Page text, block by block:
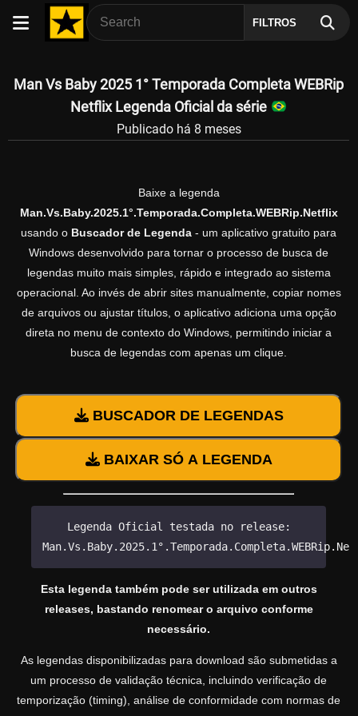
FILTROS
Man Vs Baby 2025 1° Temporada Completa WEBRip
Netflix Legenda Oficial da série
Publicado há 8 meses
Baixe a legenda
Man.Vs.Baby.2025.1°.Temporada.Completa.WEBRip.Netflix
usando o Buscador de Legenda - um aplicativo gratuito para
Windows desenvolvido para tornar o processo de busca de
legendas muito mais simples, rápido e integrado ao sistema
operacional. Ao invés de abrir sites manualmente, copiar nomes
de arquivos ou ajustar títulos, o aplicativo adiciona uma opção
direta no menu de contexto do Windows, permitindo iniciar a
busca de legendas com apenas um clique.
BUSCADOR DE LEGENDAS
BAIXAR SÓ A LEGENDA
Legenda Oficial testada no release:
Esta legenda também pode ser utilizada em outros
releases, bastando renomear o arquivo conforme
necessário.
As legendas disponibilizadas para download são submetidas a
um processo de validação técnica, incluindo verificação de
temporização (timing), análise de conformidade com normas de